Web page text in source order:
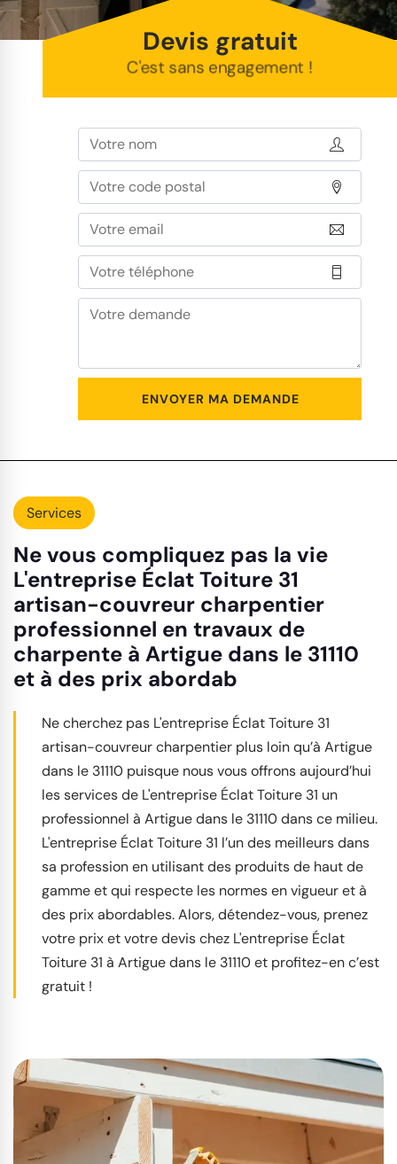
Devis gratuit
C'est sans engagement !
Services
Ne vous compliquez pas la vie
L'entreprise Éclat Toiture 31
artisan-couvreur charpentier
professionnel en travaux de
charpente à Artigue dans le 31110
et à des prix abordab
Ne cherchez pas L'entreprise Éclat Toiture 31
artisan-couvreur charpentier plus loin qu’à Artigue
dans le 31110 puisque nous vous offrons aujourd’hui
les services de L'entreprise Éclat Toiture 31 un
professionnel à Artigue dans le 31110 dans ce milieu.
L'entreprise Éclat Toiture 31 l’un des meilleurs dans
sa profession en utilisant des produits de haut de
gamme et qui respecte les normes en vigueur et à
des prix abordables. Alors, détendez-vous, prenez
votre prix et votre devis chez L'entreprise Éclat
Toiture 31 à Artigue dans le 31110 et profitez-en c’est
gratuit !